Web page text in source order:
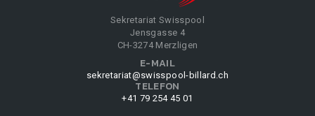
Sekretariat Swisspool
Jensgasse 4
CH-3274 Merzligen
E-MAIL
sekretariat@swisspool-billard.ch
TELEFON
+41 79 254 45 01